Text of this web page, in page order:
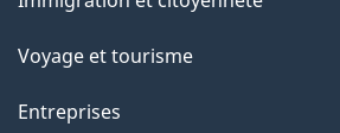
p
a
sujets
Voyage et tourisme
Entreprises